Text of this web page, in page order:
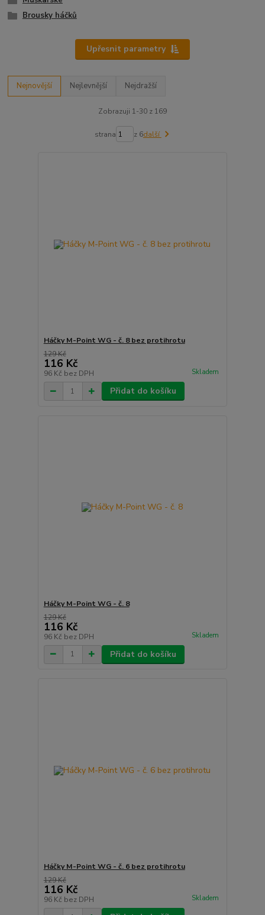
Brousky háčků
Upřesnit parametry
Nejnovější Nejlevnější Nejdražší
Zobrazuji 1-30 z 169
strana z 6další
Háčky M-Point WG - č. 8 bez protihrotu
129 Kč
116 Kč
96 Kč bez DPH Skladem
Přidat do košíku
Háčky M-Point WG - č. 8
129 Kč
116 Kč
96 Kč bez DPH Skladem
Přidat do košíku
Háčky M-Point WG - č. 6 bez protihrotu
129 Kč
116 Kč
96 Kč bez DPH Skladem